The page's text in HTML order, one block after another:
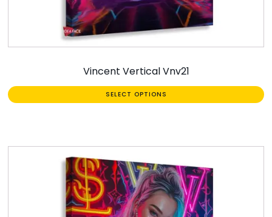
Vincent Vertical Vnv21
SELECT OPTIONS